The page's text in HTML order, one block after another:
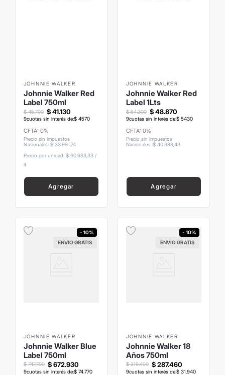
JOHNNIE WALKER
Johnnie Walker Red
Label 750ml
$ 41.130
$ 45.700
9cuotas sin interés de:$ 4570
CFTA: 0%
Precio sin Impuestos
Nacionales: $ 33.991 74
Precio por unidad: $ 60.933,33/
lt
Agregar
JOHNNIE WALKER
Johnnie Walker Red
Label 1Lts
$48.870
$ 54.300
9cuotas sin interés de:$ 5430
CFTA: 0%
Precio sin Impuestos
Nacionales: $ 4038843
Agregar
- 10%
ENVIO GRATIS
JOHNNIE WALKER
Johnnie Walker Blue
Label 750ml
$ 672.930
$ 747.700
9cuotas sin interés de:$ 74.770
- 10%
ENVIO GRATIS
JOHNNIE WALKER
Johnnie Walker 18
Años 750ml
$287.460
$ 319.400
9cuotas sin interés de:$ 31 940